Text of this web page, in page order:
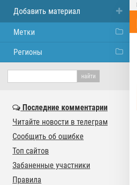
Добавить материал
Метки
Регионы
Последние комментарии
Читайте новости в телеграм
Сообщить об ошибке
Топ сайтов
Забаненные участники
Правила